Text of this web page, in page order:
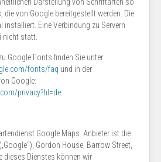
die von Google bereitgestellt werden. Die
Eine Verbindung zu Servern
nicht statt.
Google Fonts finden Sie unter
fonts/faq und in der
Google:
privacy?hl=de
Google Maps. Anbieter ist die
Gordon House, Barrow Street,
dieses Dienstes können wir